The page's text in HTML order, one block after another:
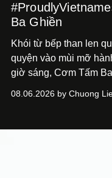
Ba Ghiền
Khói từ bếp than len
quyện vào mùi mỡ
giờ sáng, Cơm Tấm
08.06.2026 by Chuong